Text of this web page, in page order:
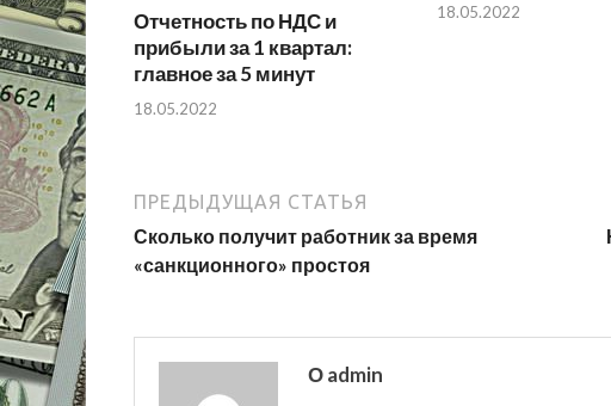
Отчетность по НДС и
прибыли за 1 квартал:
главное за 5 минут
18.05.2022
18.05.2022
ПРЕДЫДУЩАЯ СТАТЬЯ
Сколько получит работник за время
«санкционного» простоя
О admin